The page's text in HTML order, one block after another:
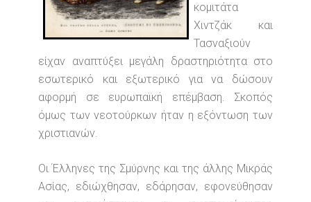
κομιτάτα
Χιντζάκ και
Τασναξιούν
είχαν αναπτύξει μεγάλη δραστηριότητα στο
εσωτερικό και εξωτερικό για να δώσουν
αφορμή σε ευρωπαϊκή επέμβαση. Σκοπός
όμως των νεοτούρκων ήταν η εξόντωση των
χριστιανών.
Οι Έλληνες της Σμύρνης και της άλλης Μικράς
Ασίας, εδιώχθησαν, εδάρησαν, εφονεύθησαν